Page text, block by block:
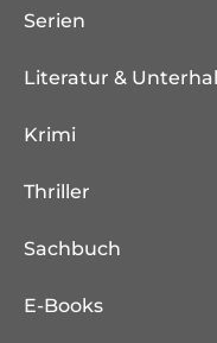
Serien
Literatur &
Krimi
Thriller
Sachbuch
E-Books